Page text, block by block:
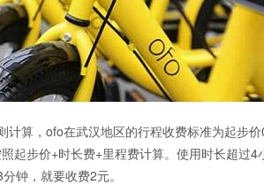
算，ofo在武汉地区的行程收费标准为起步
起步价+时长费+里程费计算。使用时长超过
钟，就要收费2元。